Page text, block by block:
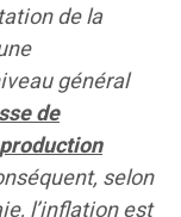
de la
général
de
selon